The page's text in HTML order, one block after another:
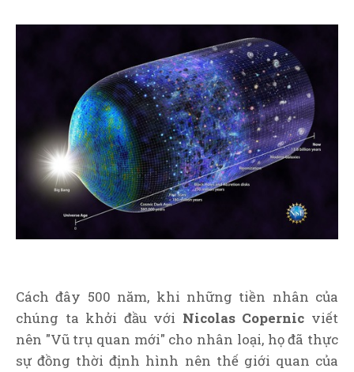
Cách đây 500 năm, khi những tiền nhân của
chúng ta khởi đầu với Nicolas Copernic viết
nên "Vũ trụ quan mới" cho nhân loại, họ đã thực
sự đồng thời định hình nên thế giới quan của